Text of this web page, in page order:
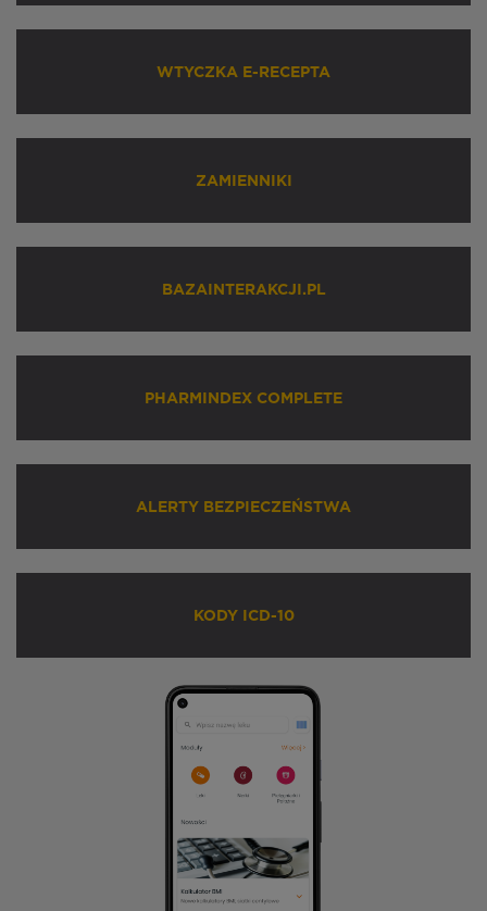
WTYCZKA E-RECEPTA
ZAMIENNIKI
BAZAINTERAKCJI.PL
PHARMINDEX COMPLETE
ALERTY BEZPIECZEŃSTWA
KODY ICD-10